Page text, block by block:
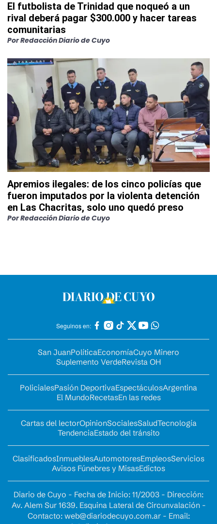
El futbolista de Trinidad que noqueó a un
rival deberá pagar $300.000 y hacer tareas
comunitarias
PorRedacción Diario de Cuyo
Apremios ilegales: de los cinco policías que
fueron imputados por la violenta detención
en Las Chacritas, solo uno quedó preso
PorRedacción Diario de Cuyo
Seguinos en:
San JuanPolíticaEconomíaCuyo Minero
Suplemento VerdeRevista OH
PolicialesPasión DeportivaEspectáculosArgentina
El MundoRecetasEn las redes
Cartas del lectorOpinionSocialesSaludTecnología
TendenciaEstado del tránsito
ClasificadosInmueblesAutomotoresEmpleosServicios
Avisos Fúnebres y MisasEdictos
Diario de Cuyo - Fecha de Inicio: 11/2003 - Dirección:
Av. Alem Sur 1639. Esquina Lateral de Circunvalación -
Contacto: web@diariodecuyo.com.ar- Email: